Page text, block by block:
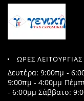
ΩΡΕΣ ΛΕΙΤΟΥΡΓΙΑΣ
Δευτέρα: 9:00πμ -
9:00πμ - 4:00μμ
- 6:00μμ Σάββατο: